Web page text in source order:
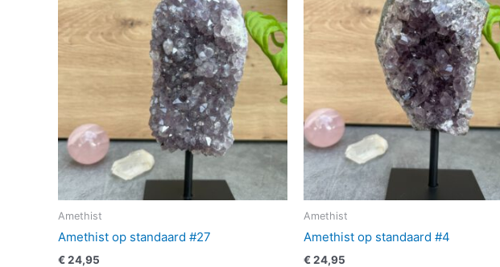
Amethist
Amethist op standaard #27
€24,95
Amethist
Amethist op standaard #4
€24,95